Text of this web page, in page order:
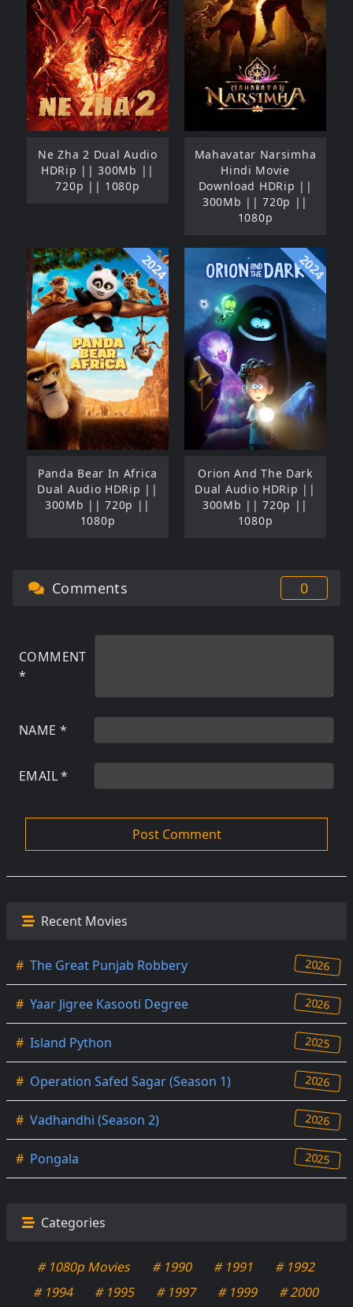
Ne Zha 2 Dual Audio
HDRip || 300Mb ||
720p || 1080p
Mahavatar Narsimha
Hindi Movie
Download HDRip ||
300Mb || 720p ||
1080p
2024
Panda Bear In Africa
Dual Audio HDRip ||
300Mb || 720p ||
1080p
2024
Orion And The Dark
Dual Audio HDRip ||
300Mb || 720p ||
1080p
Comments 0
COMMENT
*
NAME *
EMAIL*
Recent Movies
# The Great Punjab Robbery 2026
# Yaar Jigree Kasooti Degree 2026
# Island Python 2025
# Operation Safed Sagar (Season 1) 2026
# Vadhandhi (Season 2) 2026
# Pongala 2025
Categories
# 1080p Movies # 1990 # 1991
# 1992
# 1994
# 1995 # 1997 # 1999
# 2000